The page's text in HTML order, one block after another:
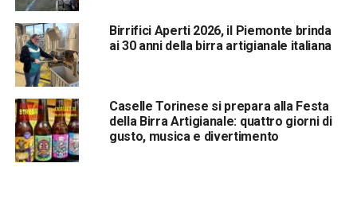
Birrifici Aperti 2026, il Piemonte brinda
ai 30 anni della birra artigianale italiana
Caselle Torinese si prepara alla Festa
della Birra Artigianale: quattro giorni di
gusto, musica e divertimento